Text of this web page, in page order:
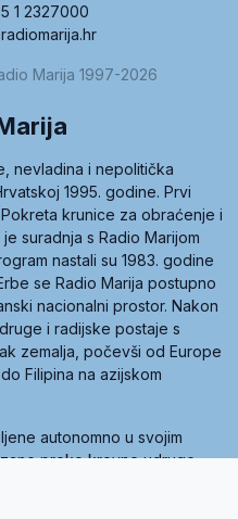
1 2327000
Marija 1997-2026
nevladina i nepolitička
1995. godine. Prvi
krunice za obraćenje i
suradnja s Radio Marijom
nastali su 1983. godine
se Radio Marija postupno
nacionalni prostor. Nakon
i radijske postaje s
zemalja, počevši od Europe
Filipina na azijskom
autonomno u svojim
preko krovne udruge
je sedam članica, među